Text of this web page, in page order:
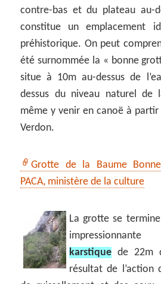
contre-bas et du plateau au-
constitue un emplacement
préhistorique. On peut
été surnommée la « bonne
situe à 10m au-dessus de
dessus du niveau naturel de
même y venir en canoë à partir
Verdon.
Grotte de la Baume
PACA, ministère de la culture
La grotte se
karstique de 22m
résultat de l’action